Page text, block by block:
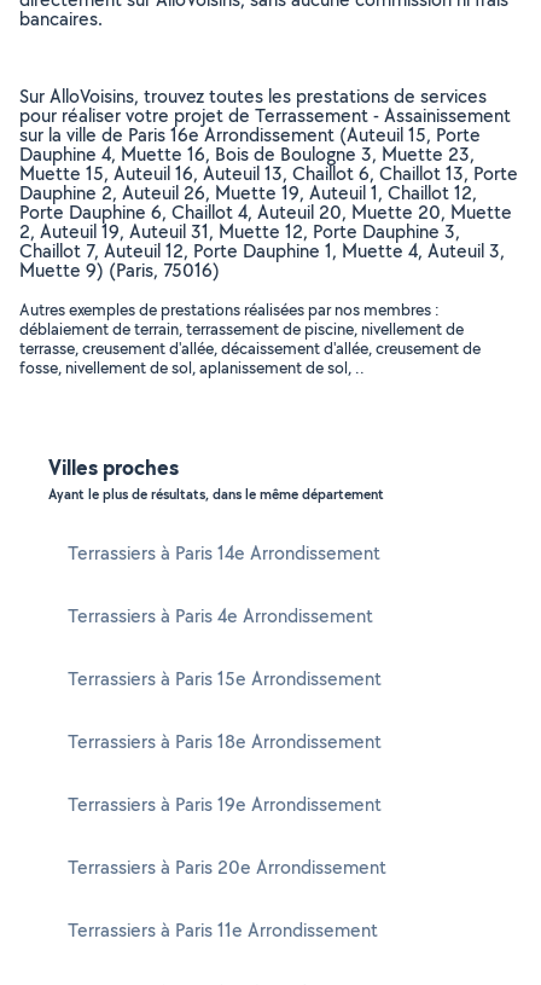
bancaires.
Sur AlloVoisins, trouvez toutes les prestations de services
pour réaliser votre projet de Terrassement - Assainissement
sur la ville de Paris 16e Arrondissement (Auteuil 15, Porte
Dauphine 4, Muette 16, Bois de Boulogne 3, Muette 23,
Muette 15, Auteuil 16, Auteuil 13, Chaillot 6, Chaillot 13, Porte
Dauphine 2, Auteuil 26, Muette 19, Auteuil 1, Chaillot 12,
Porte Dauphine 6, Chaillot 4, Auteuil 20, Muette 20, Muette
2, Auteuil 19, Auteuil 31, Muette 12, Porte Dauphine 3,
Chaillot 7, Auteuil 12, Porte Dauphine 1, Muette 4, Auteuil 3,
Muette 9) (Paris, 75016)
Autres exemples de prestations réalisées par nos membres :
déblaiement de terrain, terrassement de piscine, nivellement de
terrasse, creusement d'allée, décaissement d'allée, creusement de
fosse, nivellement de sol, aplanissement de sol, ..
Villes proches
Ayant le plus de résultats, dans le même département
Terrassiers à Paris 14e Arrondissement
Terrassiers à Paris 4e Arrondissement
Terrassiers à Paris 15e Arrondissement
Terrassiers à Paris 18e Arrondissement
Terrassiers à Paris 19e Arrondissement
Terrassiers à Paris 20e Arrondissement
Terrassiers à Paris 11e Arrondissement